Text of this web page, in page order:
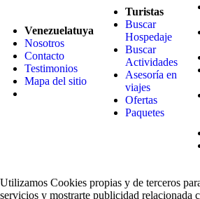
Venezuelatuya
Nosotros
Contacto
Testimonios
Mapa del sitio
Turistas
Buscar
Hospedaje
Buscar
Actividades
Asesoría en
viajes
Ofertas
Paquetes
Utilizamos Cookies propias y de terceros
servicios y mostrarte publicidad relacionada